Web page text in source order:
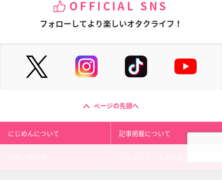
OFFICIAL SNS
フォローしてより楽しいオタクライフ！
ページの先頭へ
にじめんについて 記事掲載について